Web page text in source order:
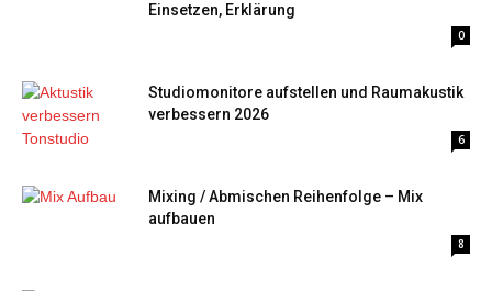
Einsetzen, Erklärung
0
Studiomonitore aufstellen und Raumakustik
verbessern 2026
6
Mixing / Abmischen Reihenfolge – Mix
aufbauen
8